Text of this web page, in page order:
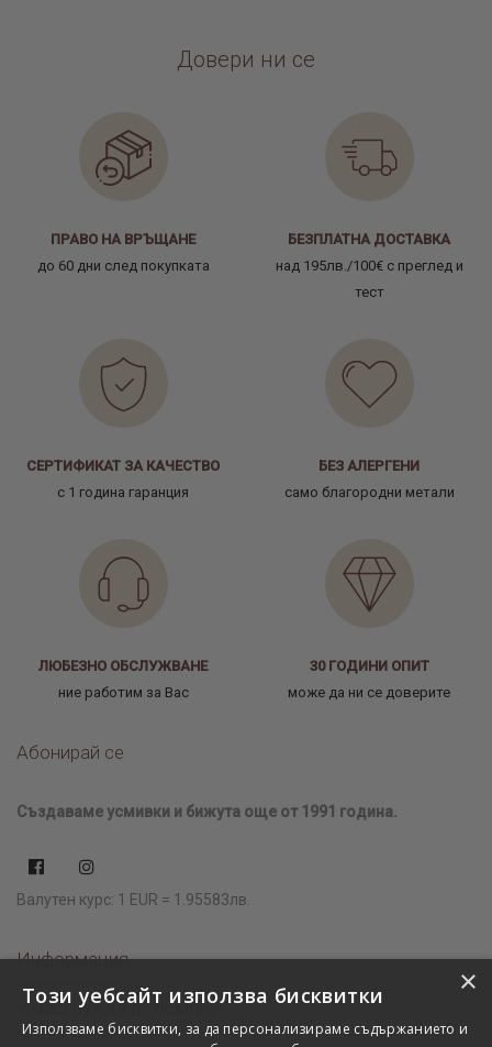
Довери ни се
ПРАВО НА ВРЪЩАНЕ
до 60 дни след покупката
БЕЗПЛАТНА ДОСТАВКА
над 195лв./100€ с преглед и
тест
СЕРТИФИКАТ ЗА КАЧЕСТВО
с 1 година гаранция
БЕЗ АЛЕРГЕНИ
само благородни метали
ЛЮБЕЗНО ОБСЛУЖВАНЕ
ние работим за Вас
30 ГОДИНИ ОПИТ
може да ни се доверите
Абонирай се
Създаваме усмивки и бижута още от 1991 година.
Валутен курс: 1 EUR = 1.95583лв.
Информация
Имаш нужда от помощ?
×
Този уебсайт използва бисквитки
Използваме бисквитки, за да персонализираме съдържанието и